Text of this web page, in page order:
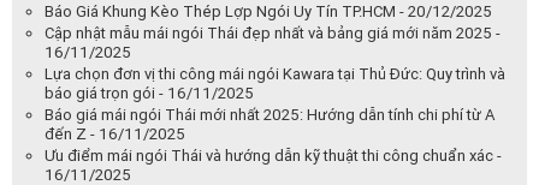
Báo Giá Khung Kèo Thép Lợp Ngói Uy Tín TP.HCM - 20/12/2025
Cập nhật mẫu mái ngói Thái đẹp nhất và bảng giá mới năm 2025 -
16/11/2025
Lựa chọn đơn vị thi công mái ngói Kawara tại Thủ Đức: Quy trình và
báo giá trọn gói - 16/11/2025
Báo giá mái ngói Thái mới nhất 2025: Hướng dẫn tính chi phí từ A
đến Z - 16/11/2025
Ưu điểm mái ngói Thái và hướng dẫn kỹ thuật thi công chuẩn xác -
16/11/2025